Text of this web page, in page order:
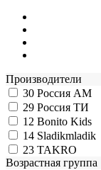
Производители
30 Россия АМ
29 Россия ТИ
12 Bonito Kids
14 Sladikmladik
23 TAKRO
Возрастная группа